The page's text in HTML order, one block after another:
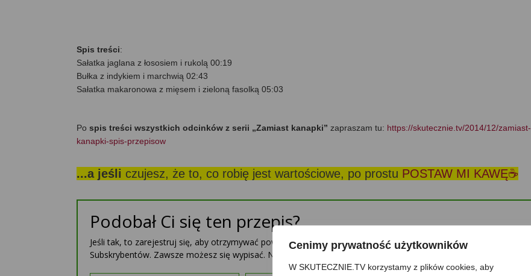
Cenimy prywatność użytkowników
W SKUTECZNIE.TV korzystamy z plików cookies, aby
Spis treści:
Sałatka jaglana z łososiem i rukolą 00:19
Bułka z indykiem i marchwią 02:43
Sałatka makaronowa z mięsem i zieloną fasolką 05:03
Po spis treści wszystkich odcinków z serii „Zamiast kanapki” zapraszam tu: https://skutecznie.tv/2014/12/zamiast-
kanapki-spis-przepisow
...a jeśli czujesz, że to, co robię jest wartościowe, po prostu POSTAW MI KAWĘ☕
Podobał Ci się ten przepis?
Jeśli tak, to zarejestruj się, aby otrzymywać powiadomienia o nowych przepisach oraz treści tylko dla
Subskrybentów. Zawsze możesz się wypisać. Nie ujawnię nikomu Twojego adresu.